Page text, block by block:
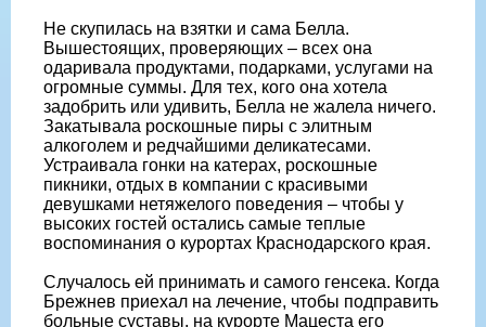
Не скупилась на взятки и сама Белла.
Вышестоящих, проверяющих – всех она
одаривала продуктами, подарками, услугами на
огромные суммы. Для тех, кого она хотела
задобрить или удивить, Белла не жалела ничего.
Закатывала роскошные пиры с элитным
алкоголем и редчайшими деликатесами.
Устраивала гонки на катерах, роскошные
пикники, отдых в компании с красивыми
девушками нетяжелого поведения – чтобы у
высоких гостей остались самые теплые
воспоминания о курортах Краснодарского края.
Случалось ей принимать и самого генсека. Когда
Брежнев приехал на лечение, чтобы подправить
больные суставы, на курорте Мацеста его